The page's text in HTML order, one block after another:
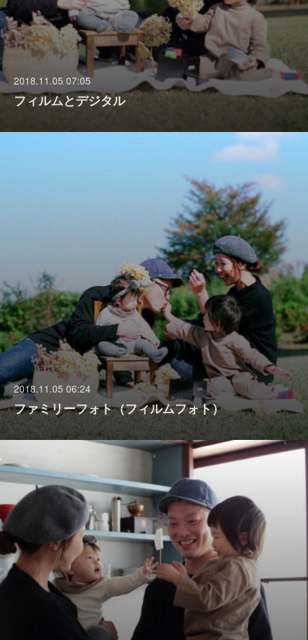
2018.11.05 07:05
フィルムとデジタル
2018.11.05 06:24
ファミリーフォト（フィルムフォト）